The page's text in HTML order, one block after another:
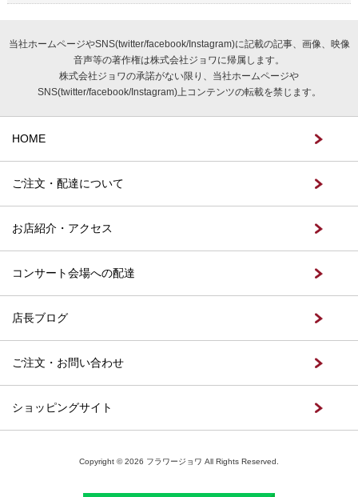
当社ホームページやSNS(twitter/facebook/Instagram)に記載の記事、画像、映像
音声等の著作権は株式会社ジョワに帰属します。
株式会社ジョワの承諾がない限り、当社ホームページや
SNS(twitter/facebook/Instagram)上コンテンツの転載を禁じます。
HOME
ご注文・配達について
お店紹介・アクセス
コンサート会場への配達
店長ブログ
ご注文・お問い合わせ
ショッピングサイト
Copyright © 2026 フラワージョワ All Rights Reserved.